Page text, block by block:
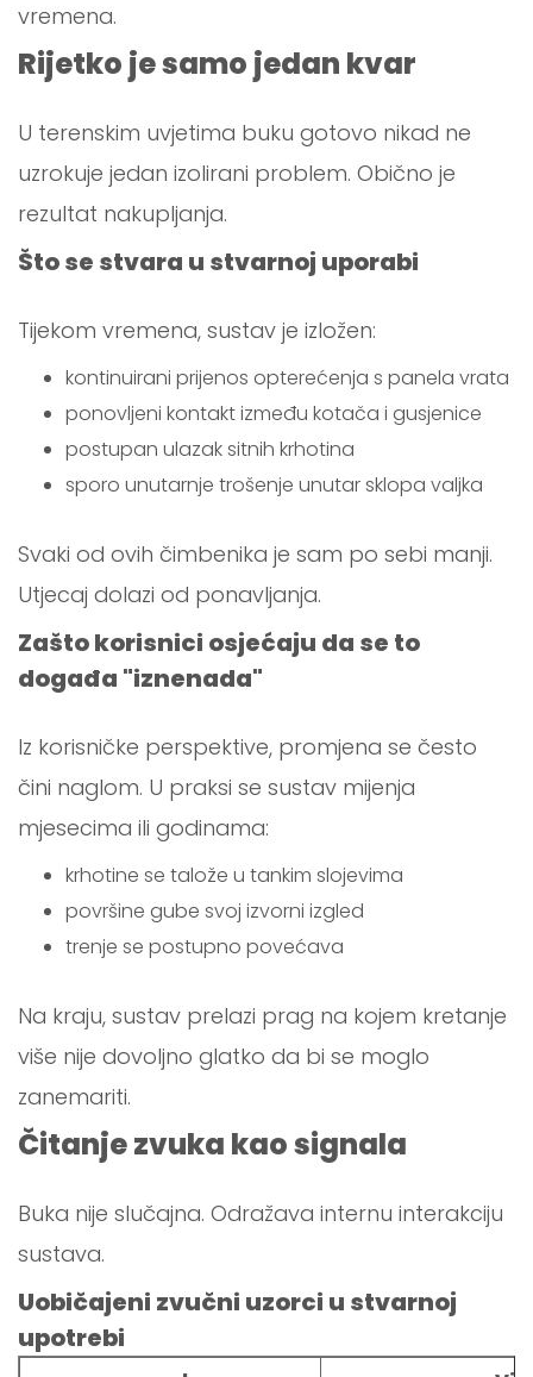
vremena.
Rijetko je samo jedan kvar
U terenskim uvjetima buku gotovo nikad ne
uzrokuje jedan izolirani problem. Obično je
rezultat nakupljanja.
Što se stvara u stvarnoj uporabi
Tijekom vremena, sustav je izložen:
kontinuirani prijenos opterećenja s panela vrata
ponovljeni kontakt između kotača i gusjenice
postupan ulazak sitnih krhotina
sporo unutarnje trošenje unutar sklopa valjka
Svaki od ovih čimbenika je sam po sebi manji.
Utjecaj dolazi od ponavljanja.
Zašto korisnici osjećaju da se to
događa "iznenada"
Iz korisničke perspektive, promjena se često
čini naglom. U praksi se sustav mijenja
mjesecima ili godinama:
krhotine se talože u tankim slojevima
površine gube svoj izvorni izgled
trenje se postupno povećava
Na kraju, sustav prelazi prag na kojem kretanje
više nije dovoljno glatko da bi se moglo
zanemariti.
Čitanje zvuka kao signala
Buka nije slučajna. Odražava internu interakciju
sustava.
Uobičajeni zvučni uzorci u stvarnoj
upotrebi